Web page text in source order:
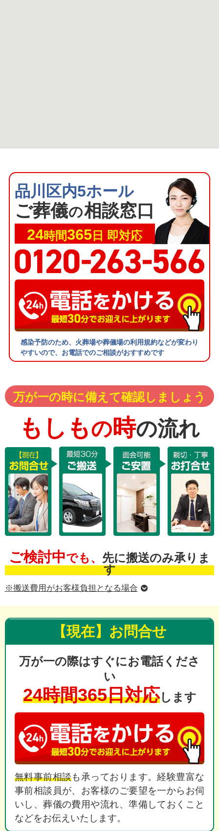
品川区内5ホール
ご葬儀の相談窓口
24時間365 日 即対応
感染予防のため、火葬場や葬儀場の利用規約などが変わり
やすいので、お電話でのご相談がおすすめです
万が一の時に備えて確認しましょう
もしもの時の流れ
ご検討中でも、 先に搬送のみ承りま
す
※搬送費用がお客様負担となる場合
【現在】お問合せ
万が一の際はすぐにお電話くださ
い
24時間365日対応します
無料事前相談も承っております。経験豊富な
事前相談員が、お客様のご要望を一からお伺
いし、葬儀の費用や流れ、準備しておくこと
などをお伝えいたします。